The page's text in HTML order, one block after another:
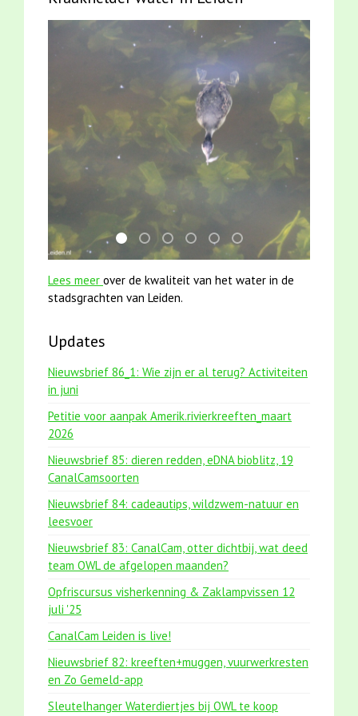
mei2021 watervogelmethode fuut met baars
jun2021 zaklv 5 snoekje MOOI
jun2021 28 brasem en rietvoorns
karper met kattenklimtouw
mei2021 1 snoekje elly
smoelenboek fifi en
Lees meer over de kwaliteit van het water in de
stadsgrachten van Leiden.
Updates
Nieuwsbrief 86_1: Wie zijn er al terug? Activiteiten
in juni
Petitie voor aanpak Amerik.rivierkreeften_maart
2026
Nieuwsbrief 85: dieren redden, eDNA bioblitz, 19
CanalCamsoorten
Nieuwsbrief 84: cadeautips, wildzwem-natuur en
leesvoer
Nieuwsbrief 83: CanalCam, otter dichtbij, wat deed
team OWL de afgelopen maanden?
Opfriscursus visherkenning & Zaklampvissen 12
juli '25
CanalCam Leiden is live!
Nieuwsbrief 82: kreeften+muggen, vuurwerkresten
en Zo Gemeld-app
Sleutelhanger Waterdiertjes bij OWL te koop